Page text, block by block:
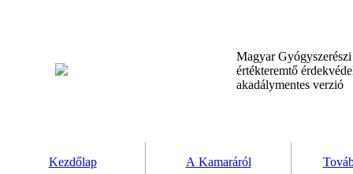
Magyar
értékteremtő
akadálymentes verzió
Kezdőlap A Kamaráról